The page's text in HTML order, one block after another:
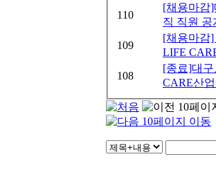
110
[채용마감
직 직원 공
109
[채용마감
LIFE
108
[종료]대
CARE산